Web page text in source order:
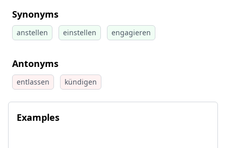
Synonyms
anstellen einstellen engagieren
Antonyms
entlassen kündigen
Examples